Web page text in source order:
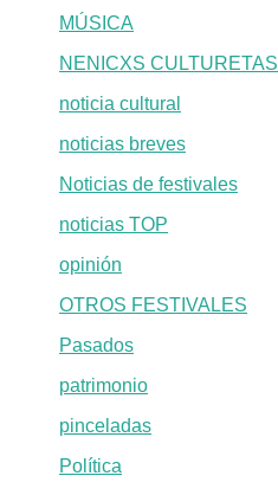
MÚSICA
NENICXS CULTURETAS
noticia cultural
noticias breves
Noticias de festivales
noticias TOP
opinión
OTROS FESTIVALES
Pasados
patrimonio
pinceladas
Política